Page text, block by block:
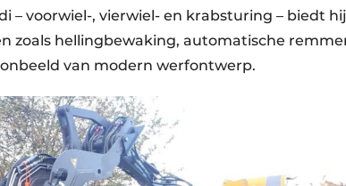
– voorwiel-, vierwiel- en krabsturing – biedt
zoals hellingbewaking, automatische
van modern werfontwerp.